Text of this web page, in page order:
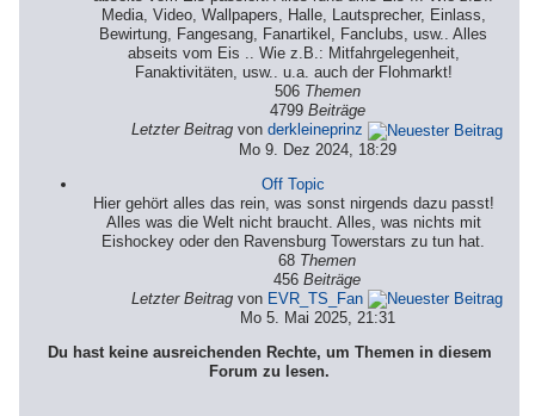
Media, Video, Wallpapers, Halle, Lautsprecher, Einlass,
Bewirtung, Fangesang, Fanartikel, Fanclubs, usw.. Alles
abseits vom Eis .. Wie z.B.: Mitfahrgelegenheit,
Fanaktivitäten, usw.. u.a. auch der Flohmarkt!
506 Themen
4799 Beiträge
Letzter Beitrag vonderkleineprinz
Mo 9. Dez 2024, 18:29
Off Topic
Hier gehört alles das rein, was sonst nirgends dazu passt!
Alles was die Welt nicht braucht. Alles, was nichts mit
Eishockey oder den Ravensburg Towerstars zu tun hat.
68 Themen
456Beiträge
Letzter Beitrag von EVR_TS_Fan
Mo 5. Mai 2025, 21:31
Du hast keine ausreichenden Rechte, um Themen in diesem
Forum zu lesen.